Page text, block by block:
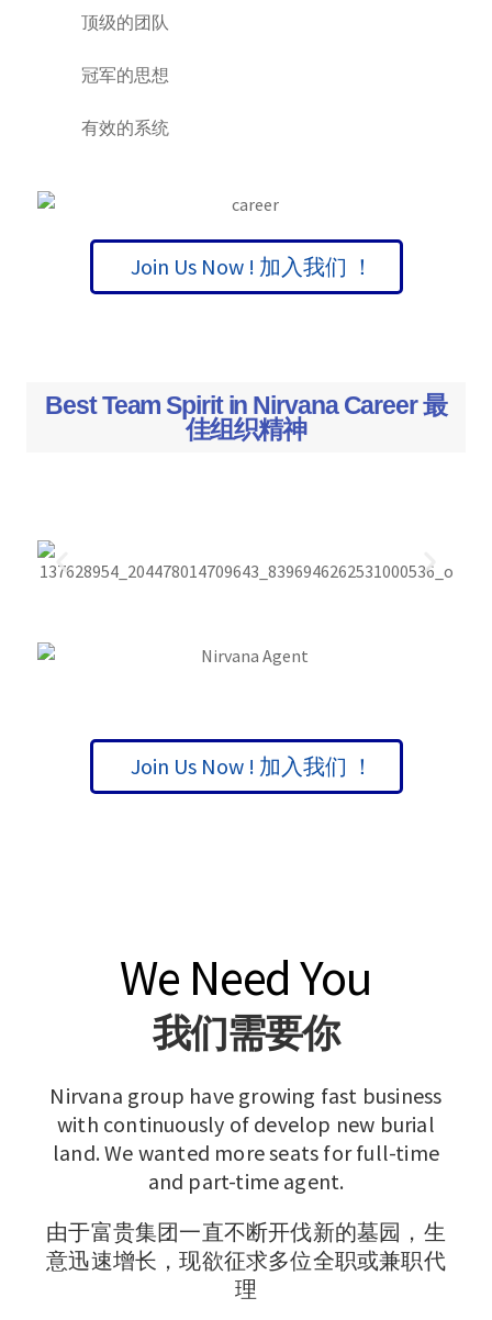
顶级的团队
冠军的思想
有效的系统
Join Us Now ! 加入我们 ！
Best Team Spirit in Nirvana Career 最
佳组织精神
Join Us Now ! 加入我们 ！
We Need You
我们需要你
Nirvana group have growing fast business
with continuously of develop new burial
land. We wanted more seats for full-time
and part-time agent.
由于富贵集团一直不断开伐新的墓园，生
意迅速增长，现欲征求多位全职或兼职代
理